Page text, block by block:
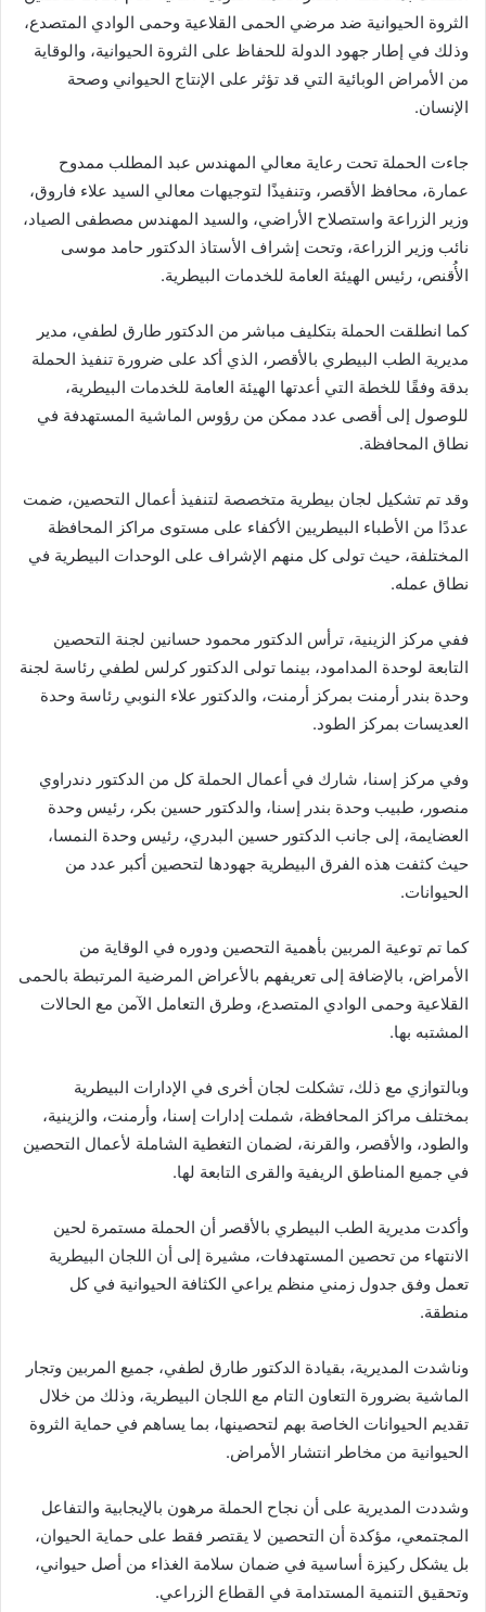
الثروة الحيوانية ضد مرضي الحمى القلاعية وحمى الوادي المتصدع،
وذلك في إطار جهود الدولة للحفاظ على الثروة الحيوانية، والوقاية
من الأمراض الوبائية التي قد تؤثر على الإنتاج الحيواني وصحة
الإنسان.
جاءت الحملة تحت رعاية معالي المهندس عبد المطلب ممدوح
عمارة، محافظ الأقصر، وتنفيذًا لتوجيهات معالي السيد علاء فاروق،
وزير الزراعة واستصلاح الأراضي، والسيد المهندس مصطفى الصياد،
نائب وزير الزراعة، وتحت إشراف الأستاذ الدكتور حامد موسى
الأُقنص، رئيس الهيئة العامة للخدمات البيطرية.
كما انطلقت الحملة بتكليف مباشر من الدكتور طارق لطفي، مدير
مديرية الطب البيطري بالأقصر، الذي أكد على ضرورة تنفيذ الحملة
بدقة وفقًا للخطة التي أعدتها الهيئة العامة للخدمات البيطرية،
للوصول إلى أقصى عدد ممكن من رؤوس الماشية المستهدفة في
نطاق المحافظة.
وقد تم تشكيل لجان بيطرية متخصصة لتنفيذ أعمال التحصين، ضمت
عددًا من الأطباء البيطريين الأكفاء على مستوى مراكز المحافظة
المختلفة، حيث تولى كل منهم الإشراف على الوحدات البيطرية في
نطاق عمله.
ففي مركز الزينية، ترأس الدكتور محمود حسانين لجنة التحصين
التابعة لوحدة المدامود، بينما تولى الدكتور كرلس لطفي رئاسة لجنة
وحدة بندر أرمنت بمركز أرمنت، والدكتور علاء النوبي رئاسة وحدة
العديسات بمركز الطود.
وفي مركز إسنا، شارك في أعمال الحملة كل من الدكتور دندراوي
منصور، طبيب وحدة بندر إسنا، والدكتور حسين بكر، رئيس وحدة
العضايمة، إلى جانب الدكتور حسين البدري، رئيس وحدة النمسا،
حيث كثفت هذه الفرق البيطرية جهودها لتحصين أكبر عدد من
الحيوانات.
كما تم توعية المربين بأهمية التحصين ودوره في الوقاية من
الأمراض، بالإضافة إلى تعريفهم بالأعراض المرضية المرتبطة بالحمى
القلاعية وحمى الوادي المتصدع، وطرق التعامل الآمن مع الحالات
المشتبه بها.
وبالتوازي مع ذلك، تشكلت لجان أخرى في الإدارات البيطرية
بمختلف مراكز المحافظة، شملت إدارات إسنا، وأرمنت، والزينية،
والطود، والأقصر، والقرنة، لضمان التغطية الشاملة لأعمال التحصين
في جميع المناطق الريفية والقرى التابعة لها.
وأكدت مديرية الطب البيطري بالأقصر أن الحملة مستمرة لحين
الانتهاء من تحصين المستهدفات، مشيرة إلى أن اللجان البيطرية
تعمل وفق جدول زمني منظم يراعي الكثافة الحيوانية في كل
منطقة.
وناشدت المديرية، بقيادة الدكتور طارق لطفي، جميع المربين وتجار
الماشية بضرورة التعاون التام مع اللجان البيطرية، وذلك من خلال
تقديم الحيوانات الخاصة بهم لتحصينها، بما يساهم في حماية الثروة
الحيوانية من مخاطر انتشار الأمراض.
وشددت المديرية على أن نجاح الحملة مرهون بالإيجابية والتفاعل
المجتمعي، مؤكدة أن التحصين لا يقتصر فقط على حماية الحيوان،
بل يشكل ركيزة أساسية في ضمان سلامة الغذاء من أصل حيواني،
وتحقيق التنمية المستدامة في القطاع الزراعي.